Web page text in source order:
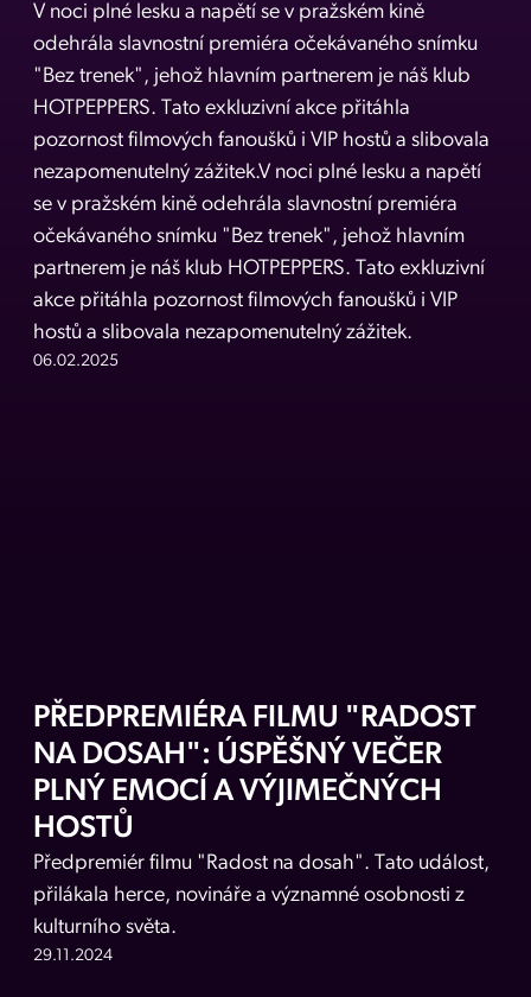
V noci plné lesku a napětí se v pražském kině
odehrála slavnostní premiéra očekávaného snímku
"Bez trenek", jehož hlavním partnerem je náš klub
HOTPEPPERS. Tato exkluzivní akce přitáhla
pozornost filmových fanoušků i VIP hostů a slibovala
nezapomenutelný zážitek.V noci plné lesku a napětí
se v pražském kině odehrála slavnostní premiéra
očekávaného snímku "Bez trenek", jehož hlavním
partnerem je náš klub HOTPEPPERS. Tato exkluzivní
akce přitáhla pozornost filmových fanoušků i VIP
hostů a slibovala nezapomenutelný zážitek.
06.02.2025
PŘEDPREMIÉRA FILMU "RADOST
NA DOSAH": ÚSPĚŠNÝ VEČER
PLNÝ EMOCÍ A VÝJIMEČNÝCH
HOSTŮ
Předpremiér filmu "Radost na dosah". Tato událost,
přilákala herce, novináře a významné osobnosti z
kulturního světa.
29.11.2024